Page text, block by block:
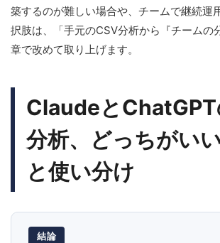
築するのが難しい場合や、チームで継続運
択肢は、「手元のCSV分析から『チームの
章で改めて取り上げます。
ClaudeとChatGPT
分析、どっちがい
と使い分け
結論